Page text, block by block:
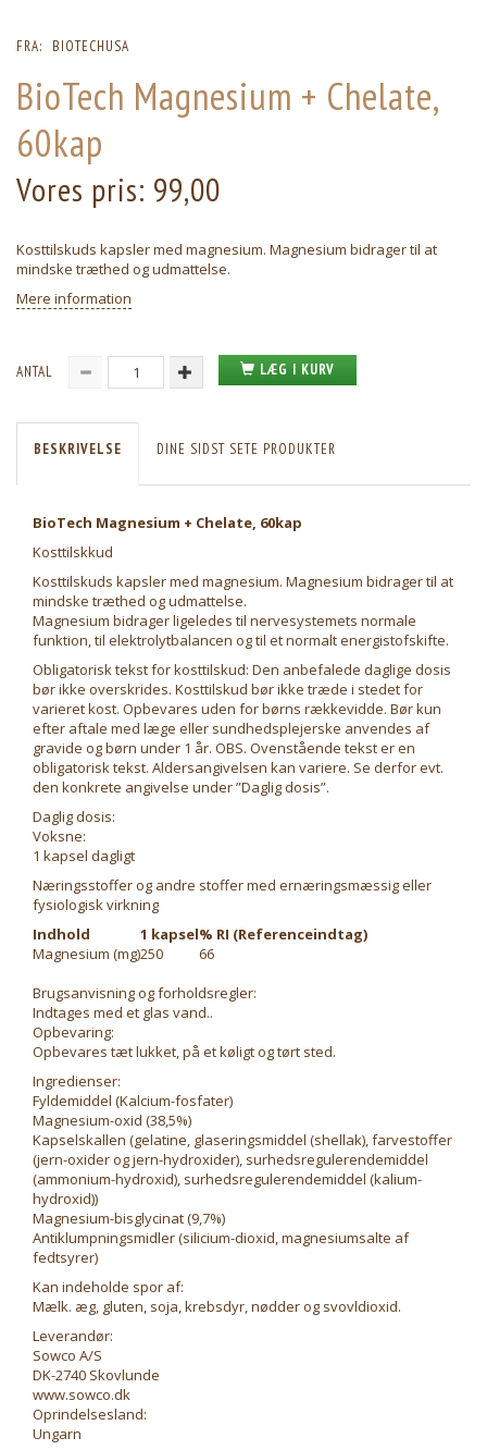
FRA: BIOTECHUSA
BioTech Magnesium + Chelate,
60kap
Vores pris: 99,00
Kosttilskuds kapsler med magnesium. Magnesium bidrager til at
mindske træthed og udmattelse.
Mere information
ANTAL LÆG I KURV
BESKRIVELSE DINE SIDST SETE PRODUKTER
BioTech Magnesium + Chelate, 60kap
Kosttilskkud
Kosttilskuds kapsler med magnesium. Magnesium bidrager til at
mindske træthed og udmattelse.
Magnesium bidrager ligeledes til nervesystemets normale
funktion, til elektrolytbalancen og til et normalt energistofskifte.
Obligatorisk tekst for kosttilskud: Den anbefalede daglige dosis
bør ikke overskrides. Kosttilskud bør ikke træde i stedet for
varieret kost. Opbevares uden for børns rækkevidde. Bør kun
efter aftale med læge eller sundhedsplejerske anvendes af
gravide og børn under 1 år. OBS. Ovenstående tekst er en
obligatorisk tekst. Aldersangivelsen kan variere. Se derfor evt.
den konkrete angivelse under ”Daglig dosis”.
Daglig dosis:
Voksne:
1 kapsel dagligt
Næringsstoffer og andre stoffer med ernæringsmæssig eller
fysiologisk virkning
Indhold
1 kapsel% RI (Referenceindtag)
Magnesium (mg)250
66
Brugsanvisning og forholdsregler:
Indtages med et glas vand..
Opbevaring:
Opbevares tæt lukket, på et køligt og tørt sted.
Ingredienser:
Fyldemiddel (Kalcium-fosfater)
Magnesium-oxid (38,5%)
Kapselskallen (gelatine, glaseringsmiddel (shellak), farvestoffer
(jern-oxider og jern-hydroxider), surhedsregulerendemiddel
(ammonium-hydroxid), surhedsregulerendemiddel (kalium-
hydroxid))
Magnesium-bisglycinat (9,7%)
Antiklumpningsmidler (silicium-dioxid, magnesiumsalte af
fedtsyrer)
Kan indeholde spor af:
Mælk. æg, gluten, soja, krebsdyr, nødder og svovldioxid.
Leverandør:
Sowco A/S
DK-2740 Skovlunde
www.sowco.dk
Oprindelsesland:
Ungarn